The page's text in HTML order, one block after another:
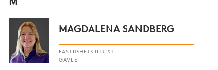
MAGDALENA SANDBERG
FASTIGHETSJURIST
GÄVLE